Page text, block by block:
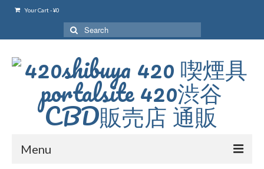
Your Cart-¥0
Search
for:
Menu